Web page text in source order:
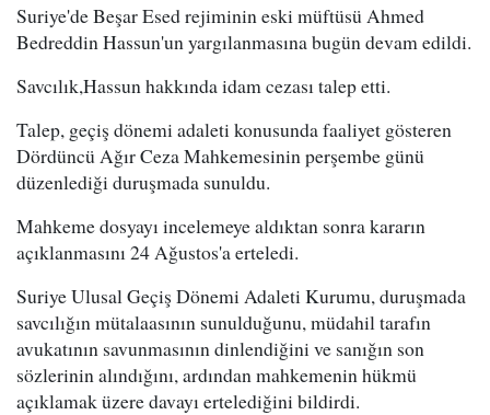
Suriye'de Beşar Esed rejiminin eski müftüsü Ahmed
Bedreddin Hassun'un yargılanmasına bugün devam edildi.
Savcılık,Hassun hakkında idam cezası talep etti.
Talep, geçiş dönemi adaleti konusunda faaliyet gösteren
Dördüncü Ağır Ceza Mahkemesinin perşembe günü
düzenlediği duruşmada sunuldu.
Mahkeme dosyayı incelemeye aldıktan sonra kararın
açıklanmasını 24 Ağustos'a erteledi.
Suriye Ulusal Geçiş Dönemi Adaleti Kurumu, duruşmada
savcılığın mütalaasının sunulduğunu, müdahil tarafın
avukatının savunmasının dinlendiğini ve sanığın son
sözlerinin alındığını, ardından mahkemenin hükmü
açıklamak üzere davayı ertelediğini bildirdi.